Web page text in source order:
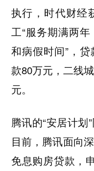
执行，时代财经
工“服务期满两
和病假时间”，
款80万元，二线
元。
腾讯的“安居计划
目前，腾讯面向
免息购房贷款，